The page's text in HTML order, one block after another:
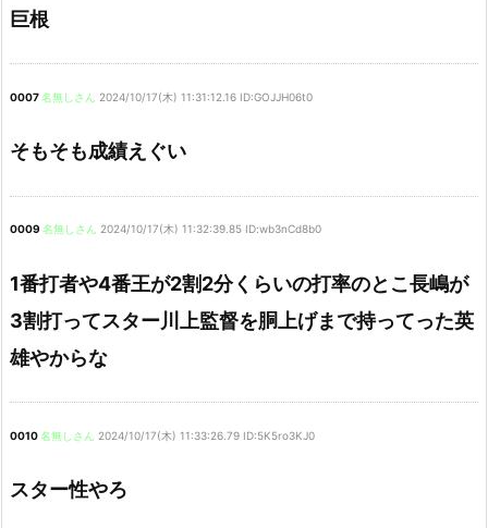
巨根
0007名無しさん 2024/10/17(木) 11:31:12.16 ID:GOJJH06t0
そもそも成績えぐい
0009 名無しさん 2024/10/17(木) 11:32:39.85 ID:wb3nCd8b0
1番打者や4番王が2割2分くらいの打率のとこ長嶋が
3割打ってスター川上監督を胴上げまで持ってった英
雄やからな
0010名無しさん 2024/10/17(木) 11:33:26.79 ID:5K5ro3KJ0
スター性やろ